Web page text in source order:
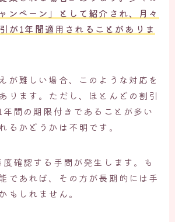
ンペーン」として紹介され、月々
が1年間適用されることがありま
が難しい場合、このような対応を
ります。ただし、ほとんどの割引
年間の期限付きであることが多い
るかどうかは不明です。
度確認する手間が発生します。も
であれば、その方が長期的には手
もしれません。